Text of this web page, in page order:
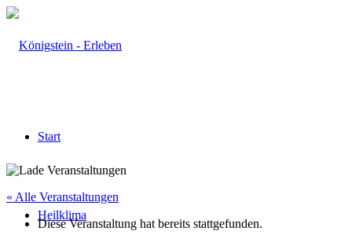
Start
Heilklima
« Alle Veranstaltungen
Diese Veranstaltung hat bereits stattgefunden.